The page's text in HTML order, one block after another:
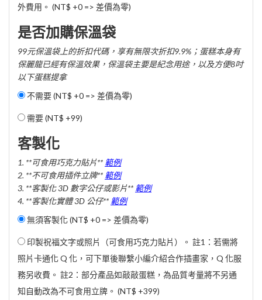
外費用。 (NT$ +0 => 差價為零)
是否加購保溫袋
99元保溫袋上的折扣代碼，享有無限次折扣9.9%；蛋糕本身有
保麗龍已經有保溫效果，保溫袋主要是紀念用途，以及方便8吋
以下蛋糕提拿
不需要 (NT$ +0 => 差價為零)
需要 (NT$ +99)
客製化
1. **可食用巧克力貼片** 範例
2. **不可食用插件立牌** 範例
3. **客製化 3D 數字公仔或影片** 範例
4. **客製化實體 3D 公仔** 範例
無須客製化 (NT$ +0 => 差價為零)
印製祝福文字或照片（可食用巧克力貼片）。 註1：若需將
照片卡通化 Q 化，可下單後聯繫小編介紹合作插畫家，Q 化服
務另收費。 註2：部分產品如敲敲蛋糕，為品質考量將不另通
知自動改為不可食用立牌。 (NT$ +399)